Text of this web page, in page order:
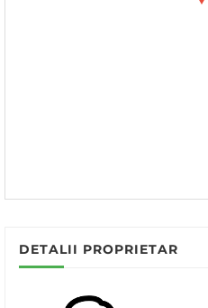
DETALII PROPRIETAR